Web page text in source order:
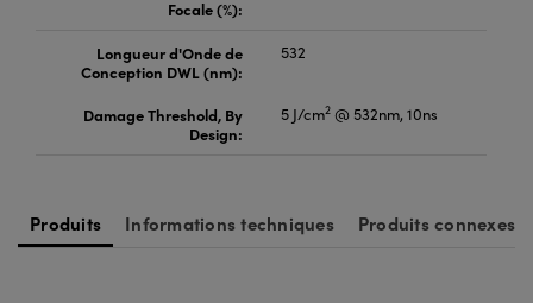
Focale (%):
Longueur d'Onde de
Conception DWL (nm):
532
Damage Threshold, By
Design:
5 J/cm2@ 532nm, 10ns
Produits Informations techniques Produits connexes